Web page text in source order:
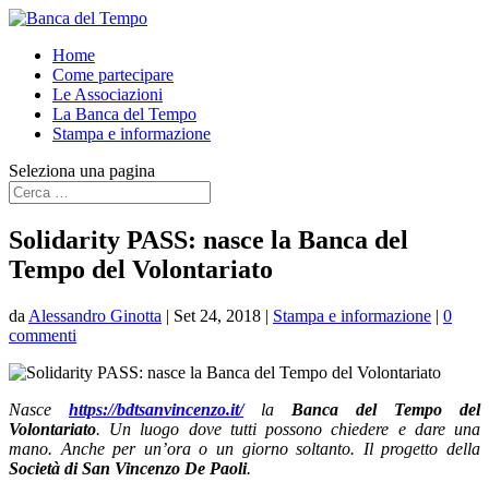
Home
Come partecipare
Le Associazioni
La Banca del Tempo
Stampa e informazione
Seleziona una pagina
Solidarity PASS: nasce la Banca del
Tempo del Volontariato
da Alessandro Ginotta | Set 24, 2018 | Stampa e informazione | 0
commenti
Nasce https://bdtsanvincenzo.it/la Banca del
Tempo del
Volontariato. Un luogo dove tutti possono chiedere e dare una
mano. Anche per un’ora o un giorno soltanto. Il progetto della
Società di San Vincenzo De Paoli.